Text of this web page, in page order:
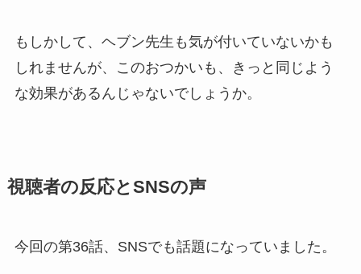
もしかして、ヘブン先生も気が付いていないかも
しれませんが、このおつかいも、きっと同じよう
な効果があるんじゃないでしょうか。
視聴者の反応とSNSの声
今回の第36話、SNSでも話題になっていました。